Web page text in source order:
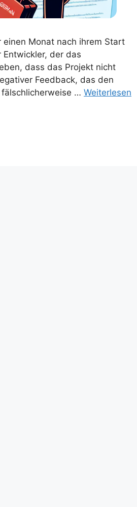
einen Monat nach ihrem Start
der das
dass das Projekt nicht
Feedback, das den
… Weiterlesen